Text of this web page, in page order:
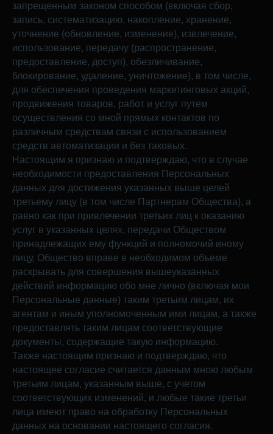
запрещенным законом способом (включая сбор,
запись, систематизацию, накопление, хранение,
уточнение (обновление, изменение), извлечение,
использование, передачу (распространение,
предоставление, доступ), обезличивание,
блокирование, удаление, уничтожение), в том числе,
для обеспечения проведения маркетинговых акций,
продвижения товаров, работ и услуг путем
осуществления со мной прямых контактов по
различным средствам связи с использованием
средств автоматизации и без таковых.
Настоящим я признаю и подтверждаю, что в случае
необходимости предоставления Персональных
данных для достижения указанных выше целей
третьему лицу (в том числе Партнерам Общества), а
равно как при привлечении третьих лиц к оказанию
услуг в указанных целях, передачи Обществом
принадлежащих ему функций и полномочий иному
лицу, Общество вправе в необходимом объеме
раскрывать для совершения вышеуказанных
действий информацию обо мне лично (включая мои
Персональные данные) таким третьим лицам, их
агентам и иным уполномоченным ими лицам, а также
предоставлять таким лицам соответствующие
документы, содержащие такую информацию.
Также настоящим признаю и подтверждаю, что
настоящее согласие считается данным мною любым
третьим лицам, указанным выше, с учетом
соответствующих изменений, и любые такие третьи
лица имеют право на обработку Персональных
данных на основании настоящего согласия.